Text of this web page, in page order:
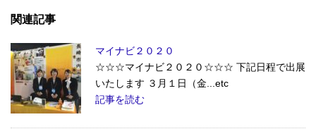
関連記事
マイナビ２０２０
☆☆☆マイナビ２０２０☆☆☆ 下記日程で出展
いたします ３月１日（金...etc
記事を読む